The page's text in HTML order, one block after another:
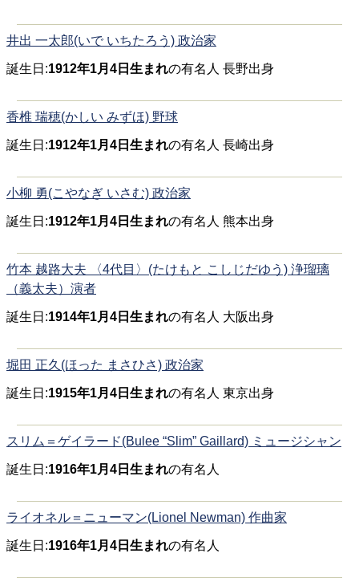
井出 一太郎(いで いちたろう) 政治家
誕生日:1912年1月4日生まれの有名人 長野出身
香椎 瑞穂(かしい みずほ) 野球
誕生日:1912年1月4日生まれの有名人 長崎出身
小柳 勇(こやなぎ いさむ) 政治家
誕生日:1912年1月4日生まれの有名人 熊本出身
竹本 越路大夫 〈4代目〉(たけもと こしじだゆう) 浄瑠璃
（義太夫）演者
誕生日:1914年1月4日生まれの有名人 大阪出身
堀田 正久(ほった まさひさ) 政治家
誕生日:1915年1月4日生まれの有名人 東京出身
スリム＝ゲイラード(Bulee “Slim” Gaillard) ミュージシャン
誕生日:1916年1月4日生まれの有名人
ライオネル＝ニューマン(Lionel Newman) 作曲家
誕生日:1916年1月4日生まれの有名人